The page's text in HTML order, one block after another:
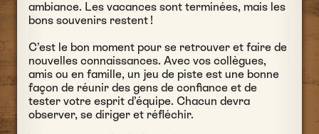
ambiance. Les vacances sont terminées, mais les
bons souvenirs restent !
C’est le bon moment pour se retrouver et faire de
nouvelles connaissances. Avec vos collègues,
amis ou en famille, un jeu de piste est une bonne
façon de réunir des gens de confiance et de
tester votre esprit d’équipe. Chacun devra
observer, se diriger et réfléchir.